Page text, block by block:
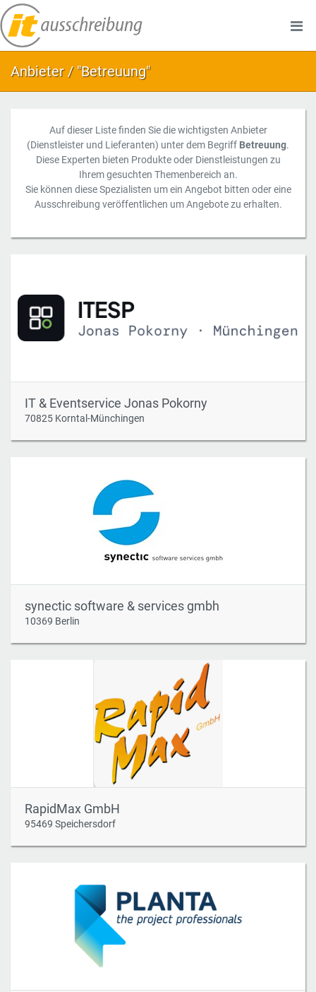
Anbieter / "Betreuung"
Auf dieser Liste finden Sie die wichtigsten Anbieter
(Dienstleister und Lieferanten) unter dem Begriff Betreuung.
Diese Experten bieten Produkte oder Dienstleistungen zu
Ihrem gesuchten Themenbereich an.
Sie können diese Spezialisten um ein Angebot bitten oder eine
Ausschreibung veröffentlichen um Angebote zu erhalten.
IT & Eventservice Jonas Pokorny
70825 Korntal-Münchingen
synectic software & services gmbh
10369 Berlin
RapidMax GmbH
95469 Speichersdorf